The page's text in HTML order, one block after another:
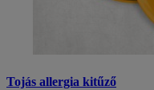
Tojás allergia kitűző